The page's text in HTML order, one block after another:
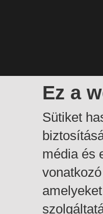
Ez a
Sütiket
média és